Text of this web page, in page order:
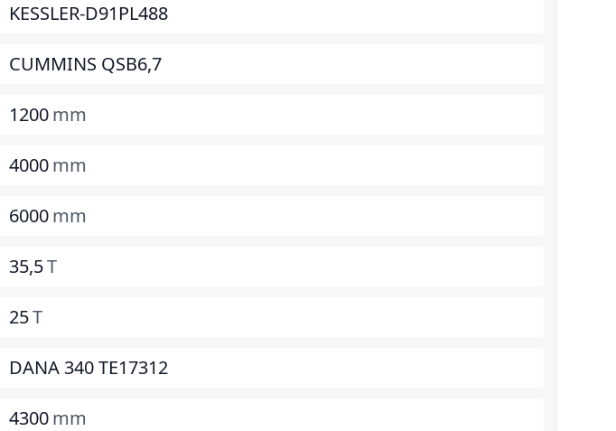
KESSLER-D91PL488
CUMMINS QSB6,7
1200mm
4000mm
6000mm
35,5T
25T
DANA 340 TE17312
4300mm